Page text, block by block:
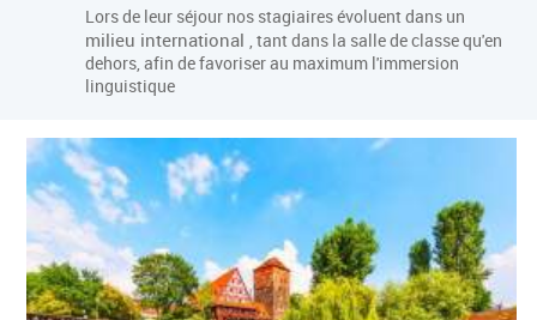
Lors de leur séjour nos stagiaires évoluent dans un
milieu international , tant dans la salle de classe qu'en
dehors, afin de favoriser au maximum l'immersion
linguistique